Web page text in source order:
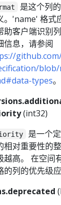
是这个列
。'name' 格式
助客户端识别
信息，请参阅
types。
(int32)
是一个
相对重要性的
越高。 在空间
的列的优先级应